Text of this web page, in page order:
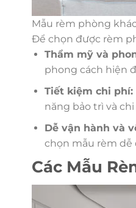
Mẫu rèm phòng
Để chọn được rèm
Thẩm mỹ và
phong cách hiện
Tiết kiệm chi phí:
năng bảo trì và
Dễ vận hành và
chọn mẫu rèm dễ
Các Mẫu